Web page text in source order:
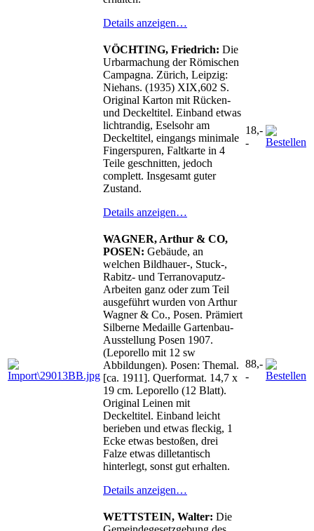
Details anzeigen…
VÖCHTING, Friedrich: Die
Urbarmachung der Römischen
Campagna. Zürich, Leipzig:
Niehans. (1935) XIX,602 S.
Original Karton mit Rücken-
und Deckeltitel. Einband etwas
lichtrandig, Eselsohr am
Deckeltitel, eingangs minimale
Fingerspuren, Faltkarte in 4
Teile geschnitten, jedoch
complett. Insgesamt guter
Zustand.
Details anzeigen…
18,-
-
WAGNER, Arthur & CO,
POSEN: Gebäude, an
welchen Bildhauer-, Stuck-,
Rabitz- und Terranovaputz-
Arbeiten ganz oder zum Teil
ausgeführt wurden von Arthur
Wagner & Co., Posen. Prämiert
Silberne Medaille Gartenbau-
Ausstellung Posen 1907.
(Leporello mit 12 sw
Abbildungen). Posen: Themal.
[ca. 1911]. Querformat. 14,7 x
19 cm. Leporello (12 Blatt).
Original Leinen mit
Deckeltitel. Einband leicht
berieben und etwas fleckig, 1
Ecke etwas bestoßen, drei
Falze etwas dilletantisch
hinterlegt, sonst gut erhalten.
Details anzeigen…
88,-
-
WETTSTEIN, Walter: Die